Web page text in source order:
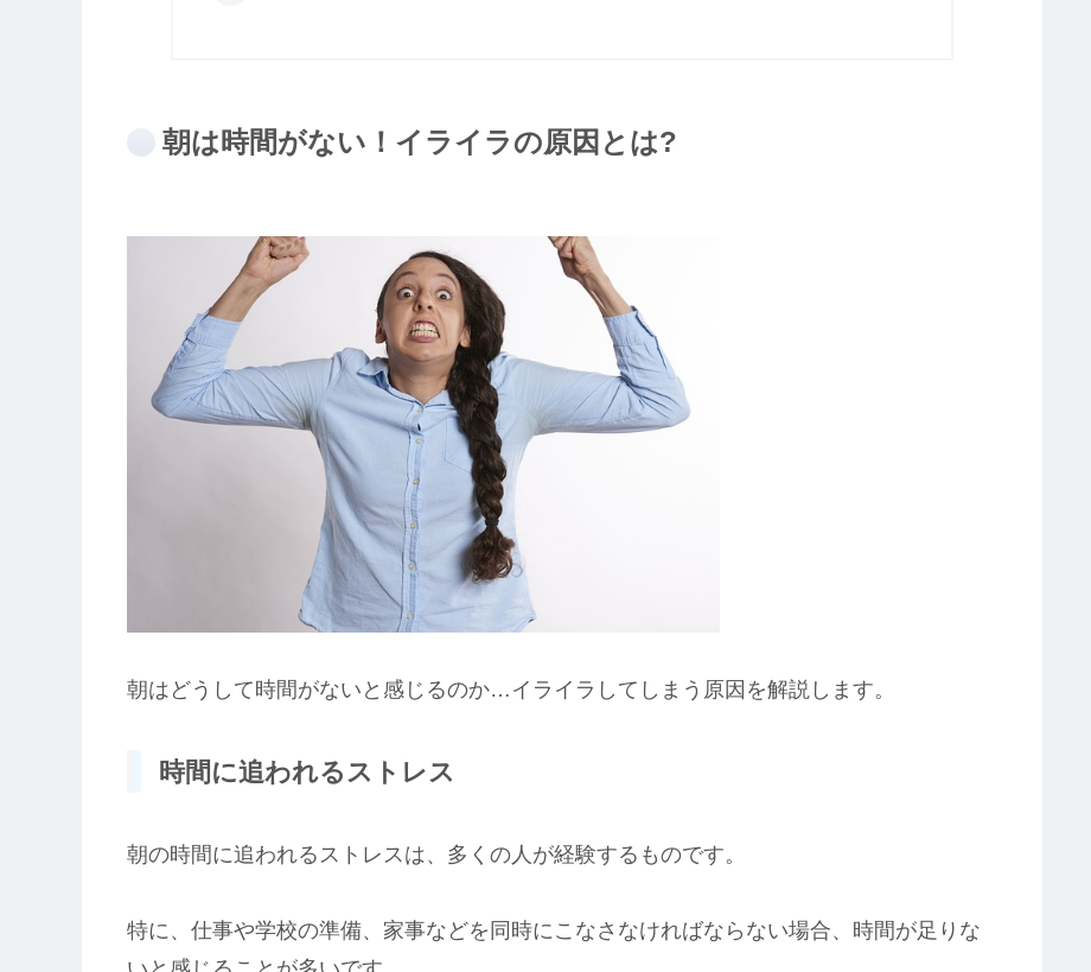
朝は時間がない！イライラの原因とは?
朝はどうして時間がないと感じるのか…イライラしてしまう原因を解説します。
時間に追われるストレス
朝の時間に追われるストレスは、多くの人が経験するものです。
特に、仕事や学校の準備、家事などを同時にこなさなければならない場合、時間が足りな